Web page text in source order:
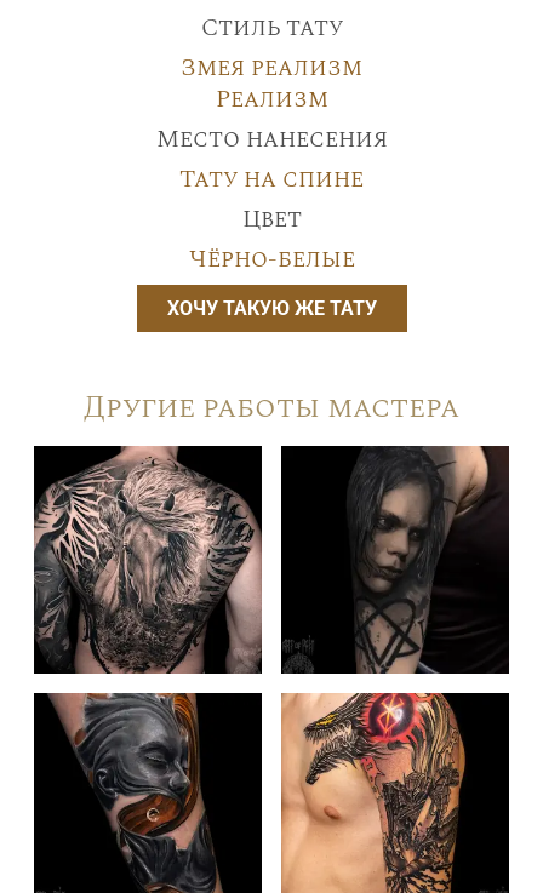
Стиль тату
Змея реализм
Реализм
Место нанесения
Тату на спине
Цвет
Чёрно-белые
ХОЧУ ТАКУЮ ЖЕ ТАТУ
Другие работы мастера